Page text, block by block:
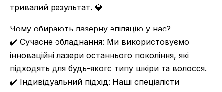
тривалий результат. 💎
Чому обирають лазерну епіляцію у нас?
✔️ Сучасне обладнання: Ми використовуємо
інноваційні лазери останнього покоління, які
підходять для будь-якого типу шкіри та волосся.
✔️ Індивідуальний підхід: Наші спеціалісти